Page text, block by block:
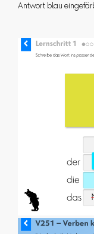
Antwort blau